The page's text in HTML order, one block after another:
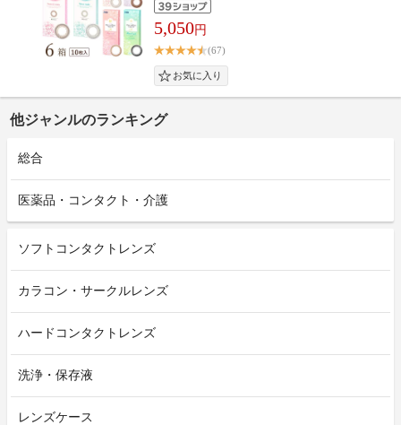
5,050円
(67)
他ジャンルのランキング
総合
医薬品・コンタクト・介護
ソフトコンタクトレンズ
カラコン・サークルレンズ
ハードコンタクトレンズ
洗浄・保存液
レンズケース